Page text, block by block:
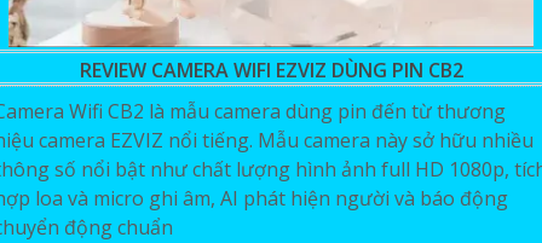
REVIEW CAMERA WIFI EZVIZ DÙNG PIN CB2
Wifi CB2 là mẫu camera dùng pin đến từ thương
camera EZVIZ nổi tiếng. Mẫu camera này sở hữu nhiều
số nổi bật như chất lượng hình ảnh full HD 1080p,
loa và micro ghi âm, AI phát hiện người và báo động
động chuẩn